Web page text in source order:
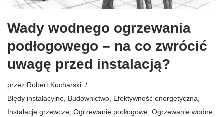
Wady wodnego ogrzewania
podłogowego – na co zwrócić
uwagę przed instalacją?
przez Robert Kucharski
Błędy instalacyjne, Budownictwo, Efektywność energetyczna,
Instalacje grzewcze, Ogrzewanie podłogowe, Ogrzewanie wodne,